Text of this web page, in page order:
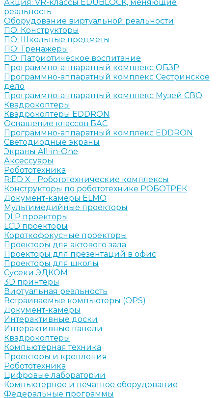
Акция: VR-классы EDUBLOCK, меняющие
реальность
Оборудование виртуальной реальности
ПО: Конструкторы
ПО: Школьные предметы
ПО: Тренажеры
ПО: Патриотическое воспитание
Программно-аппаратный комплекс ОБЗР
Программно-аппаратный комплекс Сестринское
дело
Программно-аппаратный комплекс Музей СВО
Квадрокоптеры
Квадрокоптеры EDDRON
Оснащение классов БАС
Программно-аппаратный комплекс EDDRON
Светодиодные экраны
Экраны All-in-One
Аксессуары
Робототехника
R:ED X - Робототехнические комплексы
Конструкторы по робототехнике РОБОТРЕК
Документ-камеры ELMO
Мультимедийные проекторы
DLP проекторы
LCD проекторы
Короткофокусные проекторы
Проекторы для актового зала
Проекторы для презентаций в офис
Проекторы для школы
Сусеки ЭДКОМ
3D принтеры
Виртуальная реальность
Встраиваемые компьютеры (OPS)
Документ-камеры
Интерактивные доски
Интерактивные панели
Квадрокоптеры
Компьютерная техника
Проекторы и крепления
Робототехника
Цифровые лаборатории
Компьютерное и печатное оборудование
Федеральные программы